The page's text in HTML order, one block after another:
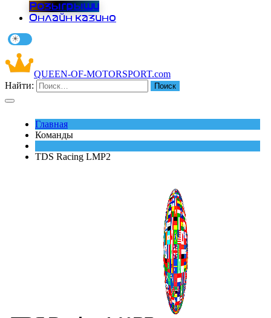
Розыгрыши
Онлайн казино
QUEEN-OF-MOTORSPORT.com
Найти:
Главная
Команды
TDS Racing LMP2